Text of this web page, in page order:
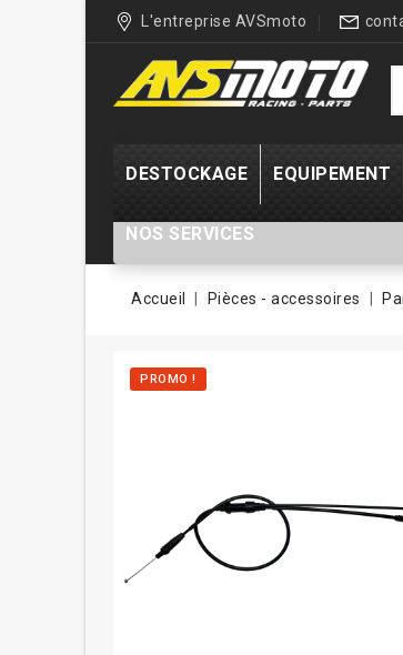
L'entreprise AVSmoto
DESTOCKAGE EQUIPEMENT
NOS SERVICES
Accueil Pièces - accessoires
PROMO !